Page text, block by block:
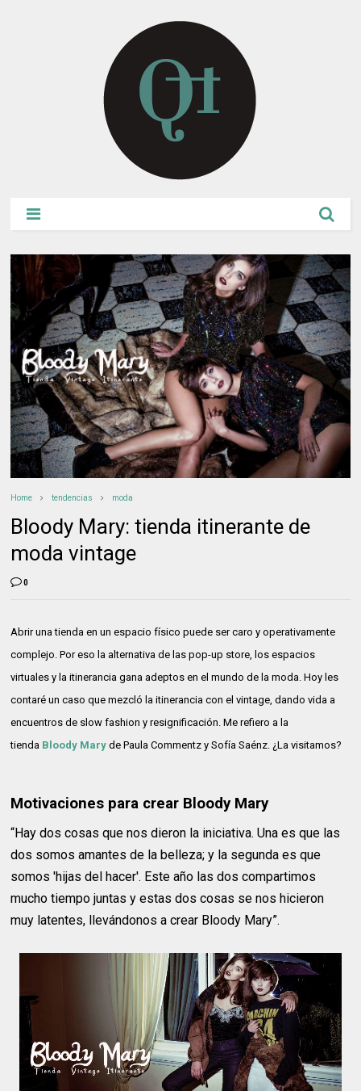
Home tendencias moda
Bloody Mary: tienda itinerante de
moda vintage
0
Abrir una tienda en un espacio físico puede ser caro y operativamente
complejo. Por eso la alternativa de las pop-up store, los espacios
virtuales y la itinerancia gana adeptos en el mundo de la moda. Hoy les
contaré un caso que mezcló la itinerancia con el vintage, dando vida a
encuentros de slow fashion y resignificación. Me refiero a la
tienda Bloody Mary de Paula Commentz y Sofía Saénz. ¿La visitamos?
Motivaciones para crear Bloody Mary
“Hay dos cosas que nos dieron la iniciativa. Una es que las
dos somos amantes de la belleza; y la segunda es que
somos 'hijas del hacer'. Este año las dos compartimos
mucho tiempo juntas y estas dos cosas se nos hicieron
muy latentes, llevándonos a crear Bloody Mary”.